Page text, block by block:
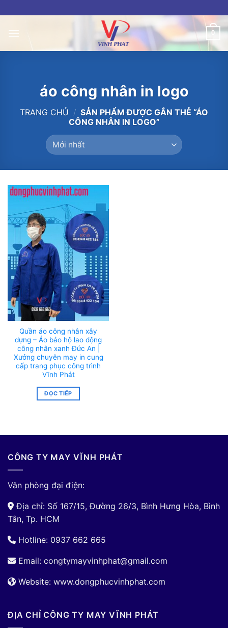
to
content
0
áo công nhân in logo
TRANG CHỦ / SẢN PHẨM ĐƯỢC GẮN THẺ “ÁO
CÔNG NHÂN IN LOGO”
Quần áo công nhân xây
dựng – Áo bảo hộ lao động
công nhân xanh Đức An |
Xưởng chuyên may in cung
cấp trang phục công trình
Vĩnh Phát
ĐỌC TIẾP
CÔNG TY MAY VĨNH PHÁT
Văn phòng đại điện:
Địa chỉ: Số 167/15, Đường 26/3, Bình Hưng Hòa, Bình
Tân, Tp. HCM
Hotline: 0937 662 665
Email: congtymayvinhphat@gmail.com
Website: www.dongphucvinhphat.com
ĐỊA CHỈ CÔNG TY MAY VĨNH PHÁT